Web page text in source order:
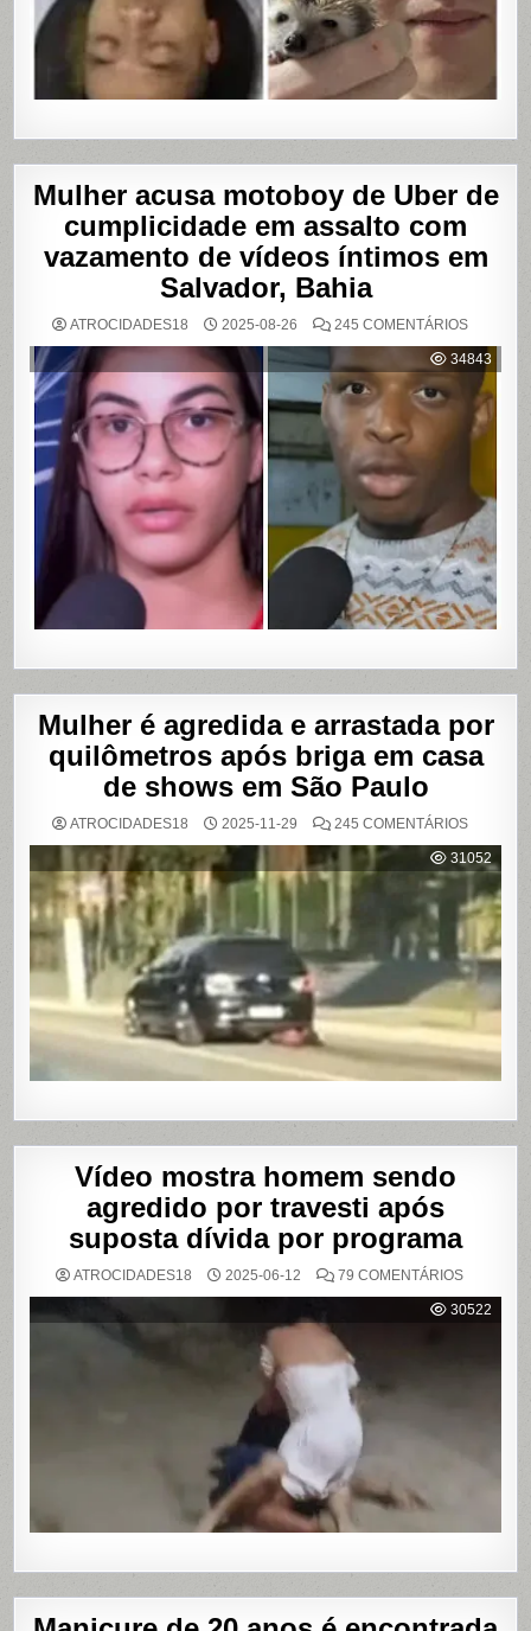
Mulher acusa motoboy de Uber de
cumplicidade em assalto com
vazamento de vídeos íntimos em
Salvador, Bahia
ATROCIDADES18 2025-08-26 245 COMENTÁRIOSEM
ACUSA
DE
UBER
DE
EM
DE
VÍDEOS
ÍNTIMOS
EM
BAHIA
34843
Mulher é agredida e arrastada por
quilômetros após briga em casa
de shows em São Paulo
ATROCIDADES18 2025-11-29 245 COMENTÁRIOSEM
É
E
POR
APÓS
BRIGA
EM
CASA
SHOWS
SÃO
PAULO
31052
Vídeo mostra homem sendo
agredido por travesti após
suposta dívida por programa
ATROCIDADES18 2025-06-12 79 COMENTÁRIOSEM
MOSTRA
HOMEM
30522